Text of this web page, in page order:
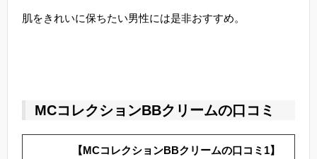
肌をきれいに保ちたい男性には是非おすすめ。
MCコレクションBBクリームの口コミ
【MCコレクションBBクリームの口コミ1】